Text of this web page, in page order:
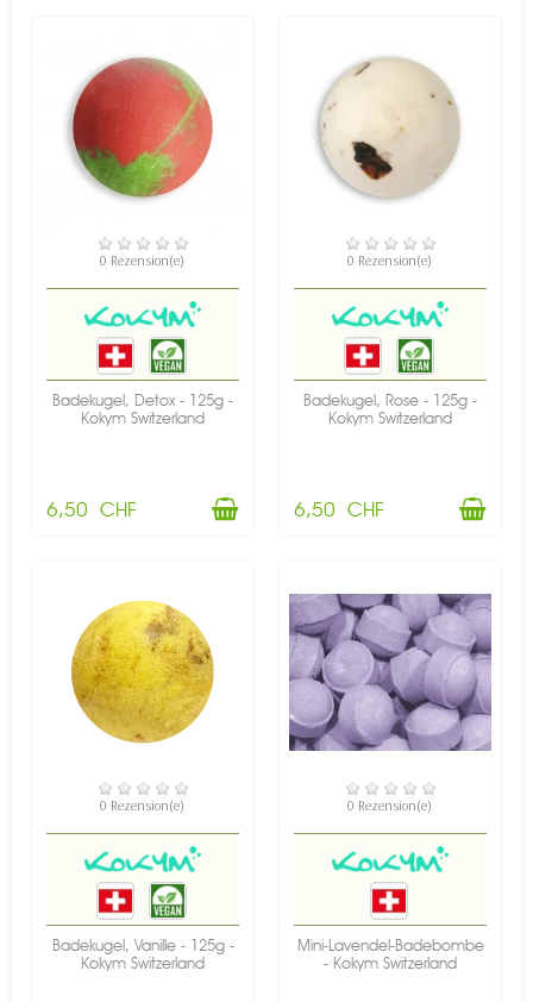
VERFÜGBAR
0 Rezension(e)
Badekugel, Detox - 125g -
Kokym Switzerland
6,50 CHF
VERFÜGBAR
0 Rezension(e)
Badekugel, Rose - 125g -
Kokym Switzerland
6,50 CHF
VERFÜGBAR
0 Rezension(e)
Badekugel, Vanille - 125g -
Kokym Switzerland
VERFÜGBAR
0 Rezension(e)
Mini-Lavendel-Badebombe
- Kokym Switzerland